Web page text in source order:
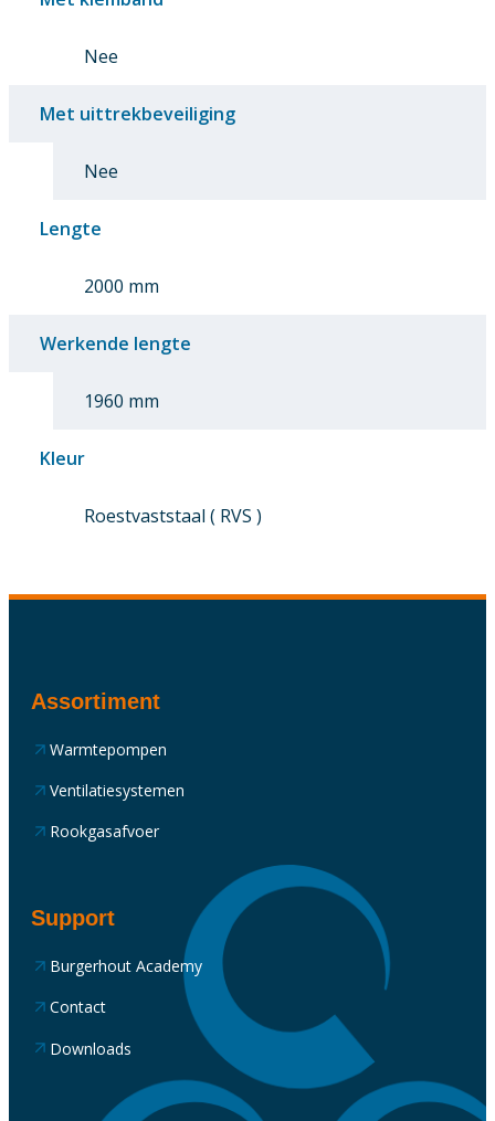
Nee
Met uittrekbeveiliging
Nee
Lengte
2000 mm
Werkende lengte
1960 mm
Kleur
Roestvaststaal ( RVS )
Assortiment
Warmtepompen
Ventilatiesystemen
Rookgasafvoer
Support
Burgerhout Academy
Contact
Downloads